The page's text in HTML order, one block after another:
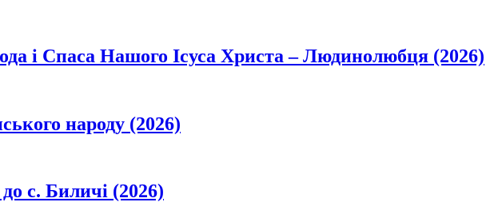
і Спаса Нашого Ісуса Христа – Людинолюбця (2026)
народу (2026)
с. Биличі (2026)